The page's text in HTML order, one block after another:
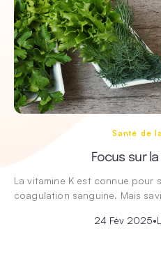
Santé de
Focus sur
La vitamine K est connue pour
coagulation sanguine. Mais
24 Fév 2025•